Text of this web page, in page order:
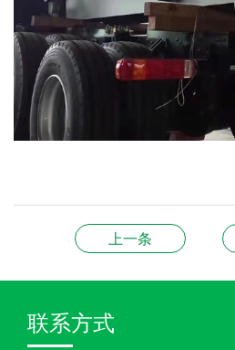
上一条
联系方式